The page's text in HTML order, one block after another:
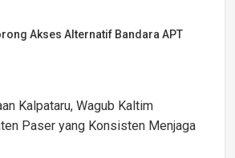
Akses Alternatif Bandara APT